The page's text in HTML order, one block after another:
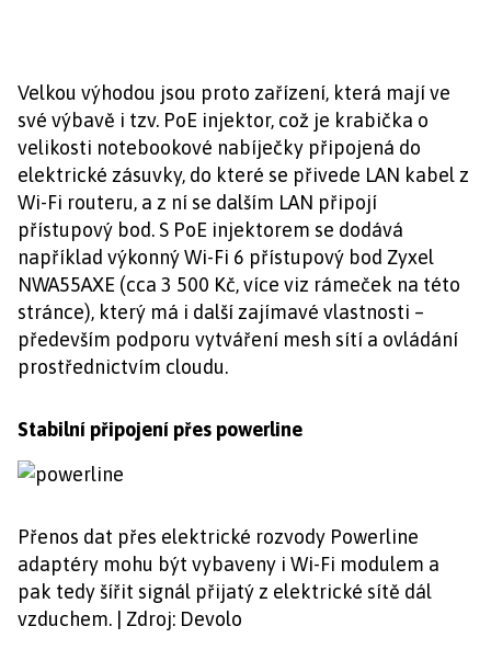
Velkou výhodou jsou proto zařízení, která mají ve
své výbavě i tzv. PoE injektor, což je krabička o
velikosti notebookové nabíječky připojená do
elektrické zásuvky, do které se přivede LAN kabel z
Wi-Fi routeru, a z ní se dalším LAN připojí
přístupový bod. S PoE injektorem se dodává
například výkonný Wi-Fi 6 přístupový bod Zyxel
NWA55AXE (cca 3 500 Kč, více viz rámeček na této
stránce), který má i další zajímavé vlastnosti –
především podporu vytváření mesh sítí a ovládání
prostřednictvím cloudu.
Stabilní připojení přes powerline
Přenos dat přes elektrické rozvody Powerline
adaptéry mohu být vybaveny i Wi-Fi modulem a
pak tedy šířit signál přijatý z elektrické sítě dál
vzduchem. | Zdroj: Devolo